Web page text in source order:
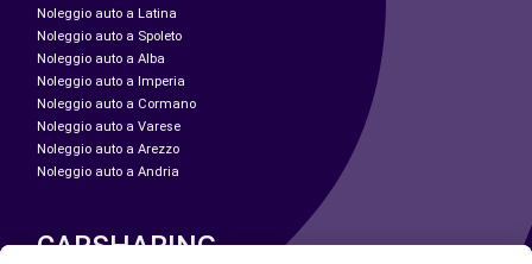
Noleggio auto a Latina
Noleggio auto a Spoleto
Noleggio auto a Alba
Noleggio auto a Imperia
Noleggio auto a Cormano
Noleggio auto a Varese
Noleggio auto a Arezzo
Noleggio auto a Andria
CARSHARING